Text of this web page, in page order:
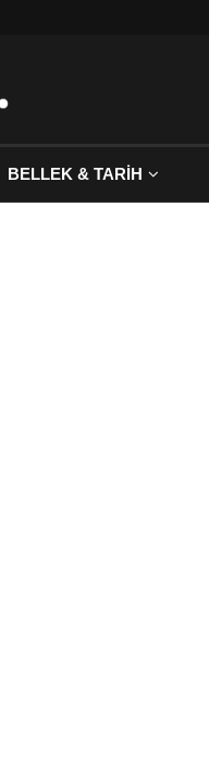
BELLEK & TARİH